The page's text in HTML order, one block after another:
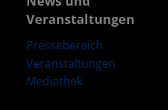
Veranstaltungen
Pressebereich
Veranstaltungen
Mediathek